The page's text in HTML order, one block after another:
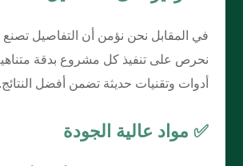
في المقابل نحن نؤمن أن التفاصيل تصنع
نحرص على تنفيذ كل مشروع بدقة
أدوات وتقنيات حديثة تضمن أفضل النتائج.
✅ مواد عالية الجودة